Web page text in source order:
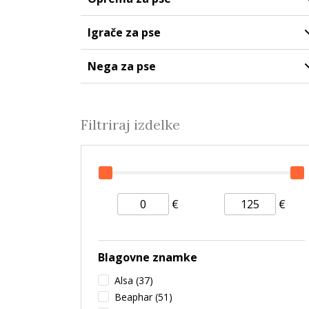
Igrače za pse
Nega za pse
Filtriraj izdelke
€ €
Blagovne znamke
Alsa (37)
Beaphar(51)